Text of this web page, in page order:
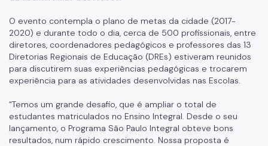
O evento contempla o plano de metas da cidade (2017-
2020) e durante todo o dia, cerca de 500 profissionais, entre
diretores, coordenadores pedagógicos e professores das 13
Diretorias Regionais de Educação (DREs) estiveram reunidos
para discutirem suas experiências pedagógicas e trocarem
experiência para as atividades desenvolvidas nas Escolas.
“Temos um grande desafio, que é ampliar o total de
estudantes matriculados no Ensino Integral. Desde o seu
lançamento, o Programa São Paulo Integral obteve bons
resultados, num rápido crescimento. Nossa proposta é